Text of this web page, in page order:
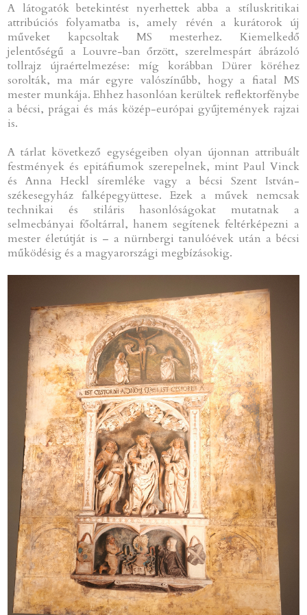
A látogatók betekintést nyerhettek abba a stíluskritikai
attribúciós folyamatba is, amely révén a kurátorok új
műveket kapcsoltak MS mesterhez. Kiemelkedő
jelentőségű a Louvre-ban őrzött, szerelmespárt ábrázoló
tollrajz újraértelmezése: míg korábban Dürer köréhez
sorolták, ma már egyre valószínűbb, hogy a fiatal MS
mester munkája. Ehhez hasonlóan kerültek reflektorfénybe
a bécsi, prágai és más közép-európai gyűjtemények rajzai
is.
A tárlat következő egységeiben olyan újonnan attribuált
festmények és epitáfiumok szerepelnek, mint Paul Vinck
és Anna Heckl síremléke vagy a bécsi Szent István-
székesegyház falképegyüttese. Ezek a művek nemcsak
technikai és stiláris hasonlóságokat mutatnak a
selmecbányai főoltárral, hanem segítenek feltérképezni a
mester életútját is – a nürnbergi tanulóévek után a bécsi
működésig és a magyarországi megbízásokig.